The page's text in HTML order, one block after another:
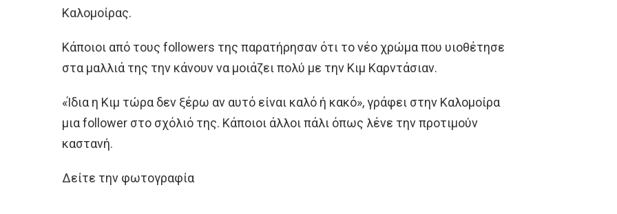
Καλομοίρας.
Κάποιοι από τους followers της παρατήρησαν ότι το νέο χρώμα που υιοθέτησε
στα μαλλιά της την κάνουν να μοιάζει πολύ με την Κιμ Καρντάσιαν.
«Ίδια η Κιμ τώρα δεν ξέρω αν αυτό είναι καλό ή κακό», γράφει στην Καλομοίρα
μια follower στο σχόλιό της. Κάποιοι άλλοι πάλι όπως λένε την προτιμούν
καστανή.
Δείτε την φωτογραφία